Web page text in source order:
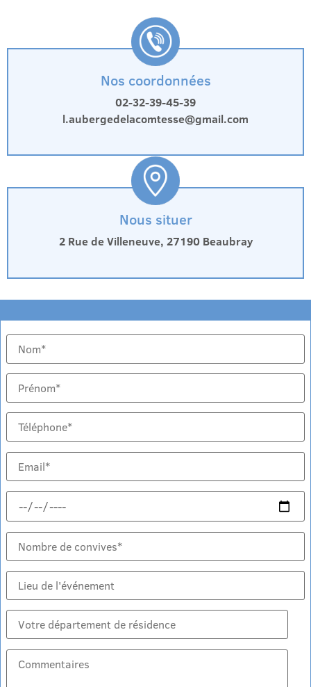
Nos coordonnées
02-32-39-45-39
l.aubergedelacomtesse@gmail.com
Nous situer
2 Rue de Villeneuve, 27190 Beaubray